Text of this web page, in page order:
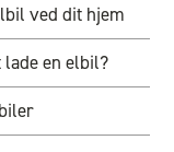
ved dit hjem
lade en elbil?